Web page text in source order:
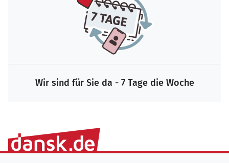
Wir sind für Sie da - 7 Tage die Woche